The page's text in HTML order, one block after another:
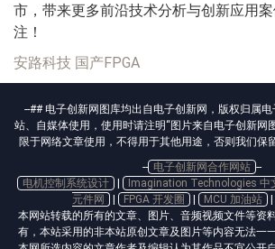
市，带来更多前沿技术分析与创新应用
注！
安路科技 国产FPGA
--## 电子创新网图库均出自电子创新网，版权归属
站、自媒体使用，使用时请注明“图片来自电子创新网
限于网络文章使用，不得用于其他用途，否则我们保
-- 电子创新网合作网站 --
电机控制系统设计
| Imagination Technologies 中
元件网
| FPGA 开发圈 | MCU 加油站 |
本网站转载的所有的文章、图片、音频视频文件等资
有，本站采用的非本站原创文章及图片等内容无法一